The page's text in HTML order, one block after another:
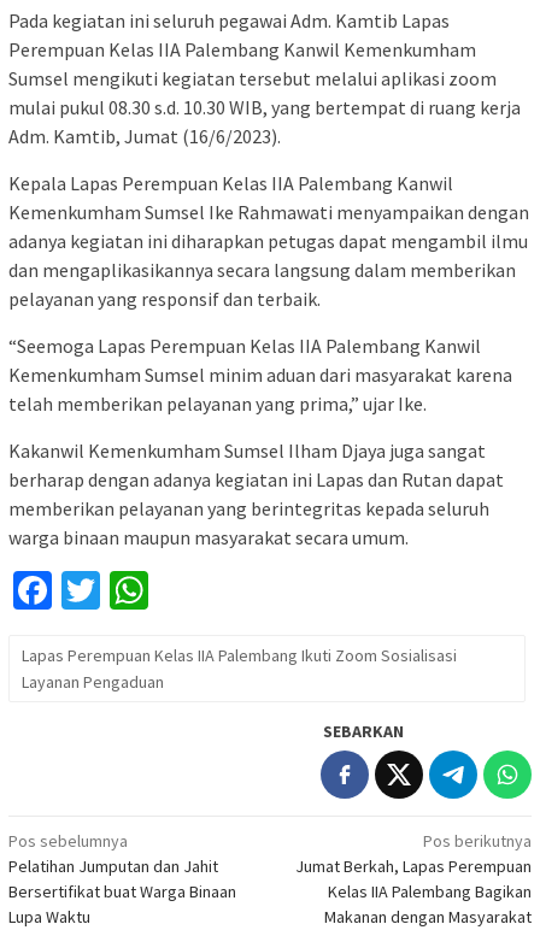
Pada kegiatan ini seluruh pegawai Adm. Kamtib Lapas
Perempuan Kelas IIA Palembang Kanwil Kemenkumham
Sumsel mengikuti kegiatan tersebut melalui aplikasi zoom
mulai pukul 08.30 s.d. 10.30 WIB, yang bertempat di ruang kerja
Adm. Kamtib, Jumat (16/6/2023).
Kepala Lapas Perempuan Kelas IIA Palembang Kanwil
Kemenkumham Sumsel Ike Rahmawati menyampaikan dengan
adanya kegiatan ini diharapkan petugas dapat mengambil ilmu
dan mengaplikasikannya secara langsung dalam memberikan
pelayanan yang responsif dan terbaik.
“Seemoga Lapas Perempuan Kelas IIA Palembang Kanwil
Kemenkumham Sumsel minim aduan dari masyarakat karena
telah memberikan pelayanan yang prima,” ujar Ike.
Kakanwil Kemenkumham Sumsel Ilham Djaya juga sangat
berharap dengan adanya kegiatan ini Lapas dan Rutan dapat
memberikan pelayanan yang berintegritas kepada seluruh
warga binaan maupun masyarakat secara umum.
Facebook
Twitter
Lapas Perempuan Kelas IIA Palembang Ikuti Zoom Sosialisasi
Layanan Pengaduan
SEBARKAN
Navigasi
pos
Pos sebelumnya
Pelatihan Jumputan dan Jahit
Bersertifikat buat Warga Binaan
Lupa Waktu
Pos berikutnya
Jumat Berkah, Lapas Perempuan
Kelas IIA Palembang Bagikan
Makanan dengan Masyarakat